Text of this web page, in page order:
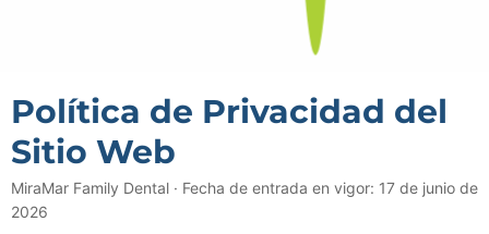
Política de Privacidad del
Sitio Web
MiraMar Family Dental · Fecha de entrada en vigor: 17 de junio de
2026